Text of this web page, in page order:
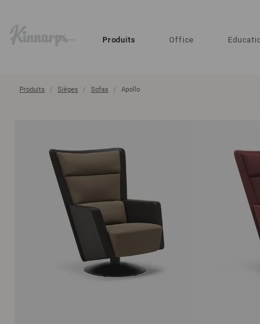
Produits Office
Produits Sièges Sofas Apollo